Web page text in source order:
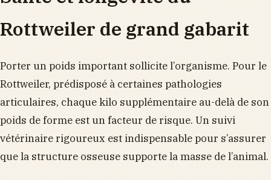
Rottweiler de grand gabarit
Porter un poids important sollicite l’organisme. Pour le
Rottweiler, prédisposé à certaines pathologies
articulaires, chaque kilo supplémentaire au-delà de son
poids de forme est un facteur de risque. Un suivi
vétérinaire rigoureux est indispensable pour s’assurer
que la structure osseuse supporte la masse de l’animal.